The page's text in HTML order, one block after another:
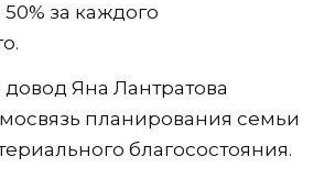
за каждого
Яна Лантратова
планирования семьи
благосостояния.